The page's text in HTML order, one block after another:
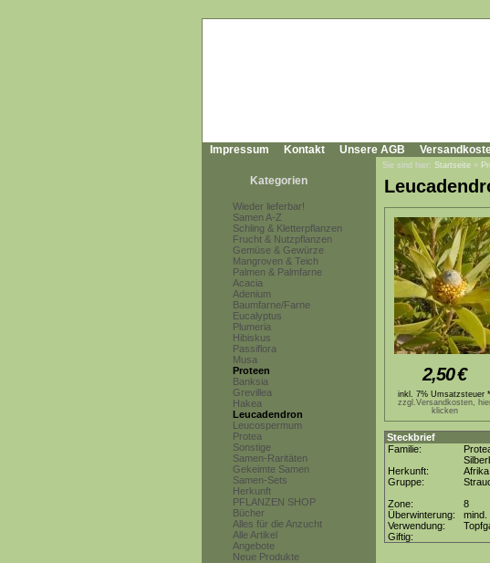
Impressum Kontakt Unsere AGB
Kategorien
Wieder lieferbar!
Samen A-Z
Schling & Kletterpflanzen
Frucht & Nutzpflanzen
Gemüse & Gewürze
Mangroven & Teich
Palmen & Palmfarne
Acacia
Adenium
Baumfarne/Farne
Eucalyptus
Plumeria
Hibiskus
Passiflora
Musa
Proteen
Banksia
Grevillea
Hakea
Leucadendron
Leucospermum
Protea
Sonstige
Samen-Raritäten
Gekeimte Samen
Samen-Sets
Herkunft
PFLANZEN SHOP
Bücher
Alles für die Anzucht
Alle Artikel
Angebote
Neue Produkte
Sie sind hier: Startseite »
2,50€
inkl. 7% Umsatzsteuer *
zzgl.Versandkosten,
klicken
Steckbrief
Familie:
Herkunft:
Afrika
Gruppe:
Zone:
8
Überwinterung:
mind.
Verwendung:
Giftig: